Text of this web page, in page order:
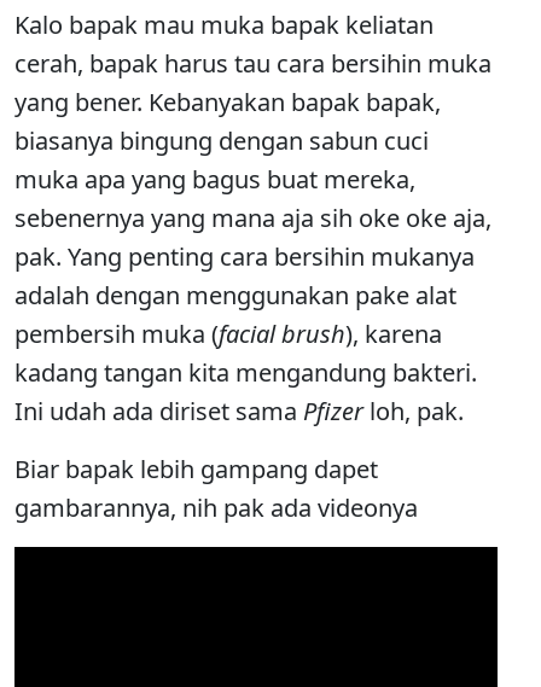
Kalo bapak mau muka bapak keliatan
cerah, bapak harus tau cara bersihin muka
yang bener. Kebanyakan bapak bapak,
biasanya bingung dengan sabun cuci
muka apa yang bagus buat mereka,
sebenernya yang mana aja sih oke oke aja,
pak. Yang penting cara bersihin mukanya
adalah dengan menggunakan pake alat
pembersih muka (facial brush), karena
kadang tangan kita mengandung bakteri.
Ini udah ada diriset sama Pfizerloh, pak.
Biar bapak lebih gampang dapet
gambarannya, nih pak ada videonya